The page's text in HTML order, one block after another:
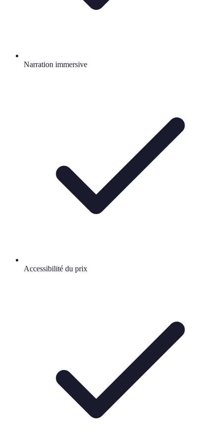
Narration immersive
Accessibilité du prix